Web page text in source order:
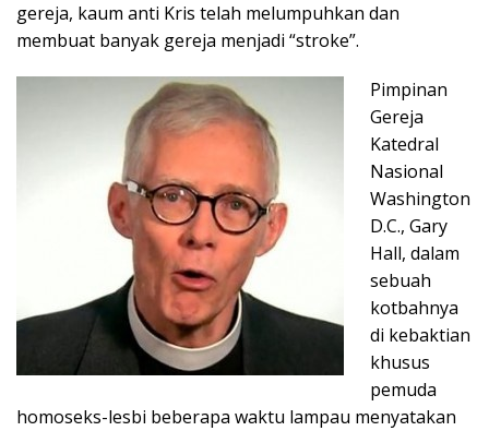
gereja, kaum anti Kris telah melumpuhkan dan
membuat banyak gereja menjadi “stroke”.
Pimpinan
Gereja
Katedral
Nasional
Washington
D.C., Gary
Hall, dalam
sebuah
kotbahnya
di kebaktian
khusus
pemuda
homoseks-lesbi beberapa waktu lampau menyatakan